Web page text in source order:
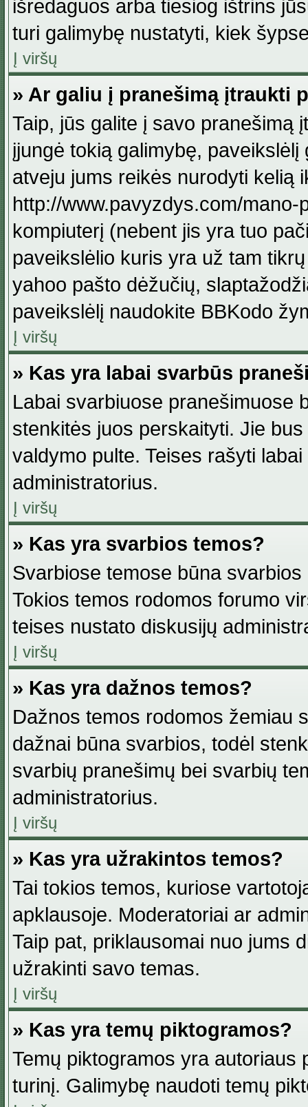
išredaguos arba tiesiog ištrins
turi galimybę nustatyti, kiek
Į viršų
» Ar galiu į pranešimą įtraukti
Taip, jūs galite į savo pranešimą
įjungė tokią galimybę,
atveju jums reikės nurodyti kelią
http://www.pavyzdys.com/
kompiuterį (nebent jis yra tuo
paveikslėlio kuris yra už tam
yahoo pašto dėžučių,
paveikslėlį naudokite BBKodo
Į viršų
» Kas yra labai svarbūs
Labai svarbiuose pranešimuose
stenkitės juos perskaityti. Jie
valdymo pulte. Teises rašyti
administratorius.
Į viršų
» Kas yra svarbios temos?
Svarbiose temose būna
Tokios temos rodomos forumo
teises nustato diskusijų
Į viršų
» Kas yra dažnos temos?
Dažnos temos rodomos žemiau
dažnai būna svarbios, todėl
svarbių pranešimų bei svarbių
administratorius.
Į viršų
» Kas yra užrakintos temos?
Tai tokios temos, kuriose
apklausoje. Moderatoriai ar
Taip pat, priklausomai nuo jums
užrakinti savo temas.
Į viršų
» Kas yra temų piktogramos?
Temų piktogramos yra autoriaus
turinį. Galimybę naudoti temų